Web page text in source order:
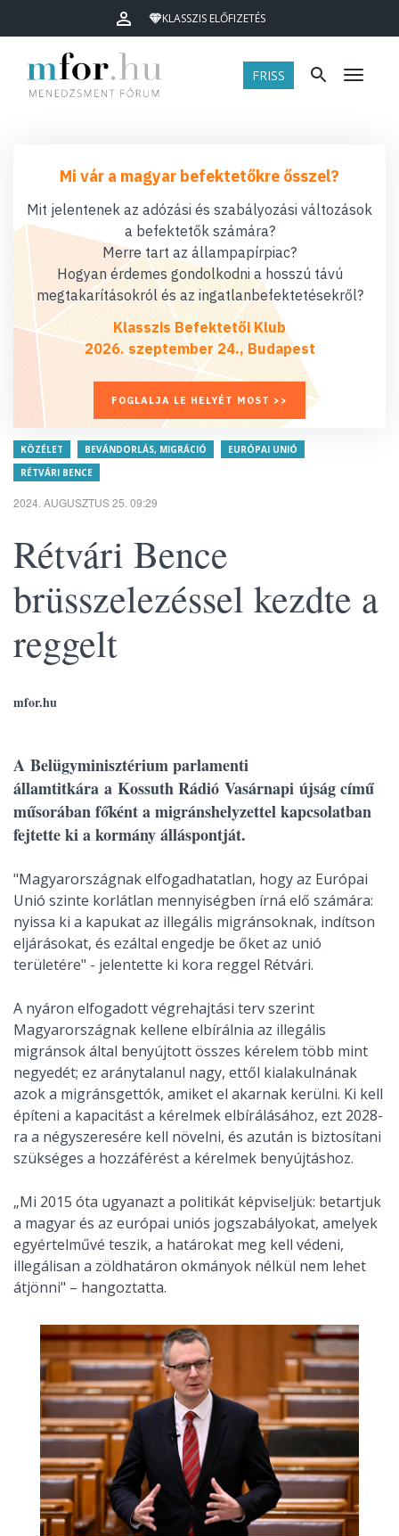
KLASSZIS ELŐFIZETÉS
FRISS Menü
Mi vár a magyar befektetőkre ősszel?
Mit jelentenek az adózási és szabályozási változások
a befektetők számára?
Merre tart az állampapírpiac?
Hogyan érdemes gondolkodni a hosszú távú
megtakarításokról és az ingatlanbefektetésekről?
Klasszis Befektetői Klub
2026. szeptember 24., Budapest
FOGLALJA LE HELYÉT MOST >>
KÖZÉLET BEVÁNDORLÁS, MIGRÁCIÓ
EURÓPAI UNIÓ
RÉTVÁRI BENCE
2024. AUGUSZTUS 25. 09:29
Rétvári Bence
brüsszelezéssel kezdte a
reggelt
mfor.hu
A Belügyminisztérium parlamenti
államtitkára a Kossuth Rádió Vasárnapi újság című
műsorában főként a migránshelyzettel kapcsolatban
fejtette ki a kormány álláspontját.
"Magyarországnak elfogadhatatlan, hogy az Európai
Unió szinte korlátlan mennyiségben írná elő számára:
nyissa ki a kapukat az illegális migránsoknak, indítson
eljárásokat, és ezáltal engedje be őket az unió
területére" - jelentette ki kora reggel Rétvári.
A nyáron elfogadott végrehajtási terv szerint
Magyarországnak kellene elbírálnia az illegális
migránsok által benyújtott összes kérelem több mint
negyedét; ez aránytalanul nagy, ettől kialakulnának
azok a migránsgettók, amiket el akarnak kerülni. Ki kell
építeni a kapacitást a kérelmek elbírálásához, ezt 2028-
ra a négyszeresére kell növelni, és azután is biztosítani
szükséges a hozzáférést a kérelmek benyújtáshoz.
„Mi 2015 óta ugyanazt a politikát képviseljük: betartjuk
a magyar és az európai uniós jogszabályokat, amelyek
egyértelművé teszik, a határokat meg kell védeni,
illegálisan a zöldhatáron okmányok nélkül nem lehet
átjönni" – hangoztatta.